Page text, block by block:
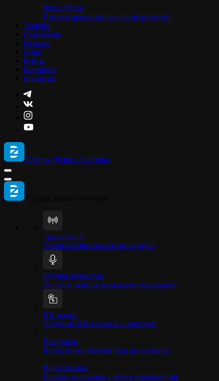
Фотостудия
Готовое пространство для фотосессий
Тарифы
Портфолио
Отзывы
О нас
Кейсы
Контакты
Вакансии
Студия Дениса Золотова
Трансляции
Организация онлайн-трансляций
Студия подкастов
Запись и монтаж подкастов «под ключ»
ИИ-видео
Создание ИИ-роликов и аватаров
Продакшн
Визуальный контент под цели бренда
Видеосъемка
Профессиональная съемка мероприятий